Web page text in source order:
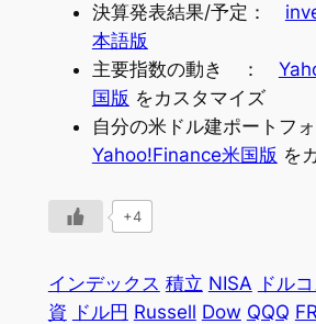
決算発表結果/予定：
本語版
主要指数の動き ：
国版 をカスタマイズ
自分の米ドル建ポートフ
Yahoo!Finance米国版 を
+4
インデックス 積立 NISA ドル
資 ドル円 Russell Dow QQQ